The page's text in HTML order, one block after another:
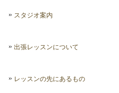
スタジオ案内
出張レッスンについて
レッスンの先にあるもの